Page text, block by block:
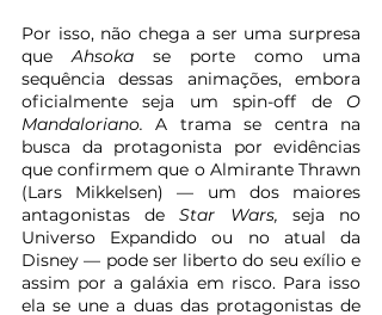
Por isso, não chega a ser uma surpresa
que Ahsoka se porte como uma
sequência dessas animações, embora
oficialmente seja um spin-off de O
Mandaloriano. A trama se centra na
busca da protagonista por evidências
que confirmem que o Almirante Thrawn
(Lars Mikkelsen) — um dos maiores
antagonistas de Star Wars, seja no
Universo Expandido ou no atual da
Disney — pode ser liberto do seu exílio e
assim por a galáxia em risco. Para isso